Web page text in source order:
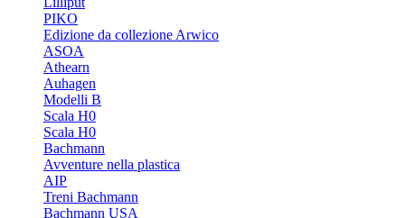
PIKO
Edizione da collezione Arwico
ASOA
Athearn
Auhagen
Modelli B
Scala H0
Scala H0
Bachmann
Avventure nella plastica
AIP
Treni Bachmann
Bachmann USA